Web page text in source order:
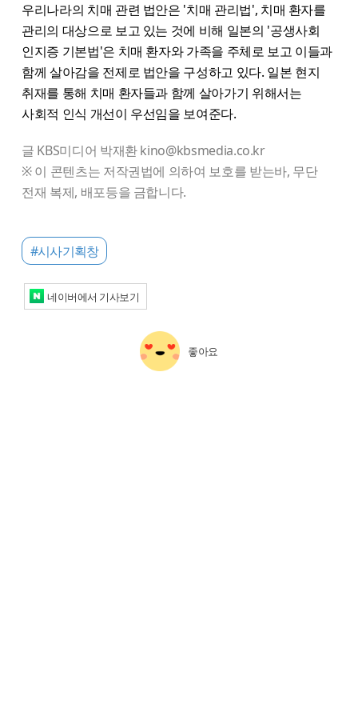
우리나라의 치매 관련 법안은 '치매 관리법', 치매 환자를
관리의 대상으로 보고 있는 것에 비해 일본의 '공생사회
인지증 기본법'은 치매 환자와 가족을 주체로 보고 이들과
함께 살아감을 전제로 법안을 구성하고 있다. 일본 현지
취재를 통해 치매 환자들과 함께 살아가기 위해서는
사회적 인식 개선이 우선임을 보여준다.
글 KBS미디어 박재환 kino@kbsmedia.co.kr
※ 이 콘텐츠는 저작권법에 의하여 보호를 받는바, 무단
전재 복제, 배포등을 금합니다.
#시사기획창
네이버에서 기사보기
좋아요